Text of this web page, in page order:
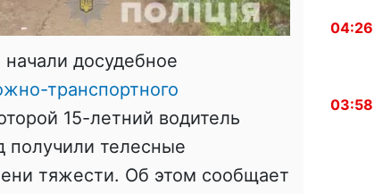
досудебное
транспортного
15-летний водитель
получили телесные
тяжести. Об этом сообщает
04:26
03:58